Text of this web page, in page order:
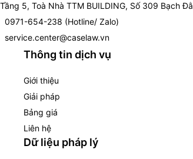
Tầng 5, Toà Nhà TTM BUILDING, Số 309 Bạch
0971-654-238 (Hotline/ Zalo)
service.center@caselaw.vn
Thông tin dịch vụ
Giới thiệu
Giải pháp
Bảng giá
Liên hệ
Dữ liệu pháp lý